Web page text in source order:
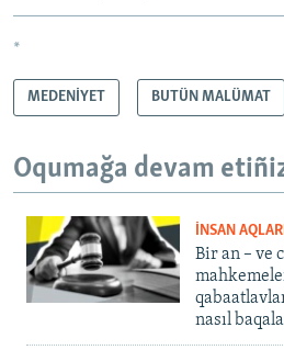
*
MEDENİYET BUTÜN MALÜMAT
Oqumağa devam
İNSAN
Bir an – ve
nasıl